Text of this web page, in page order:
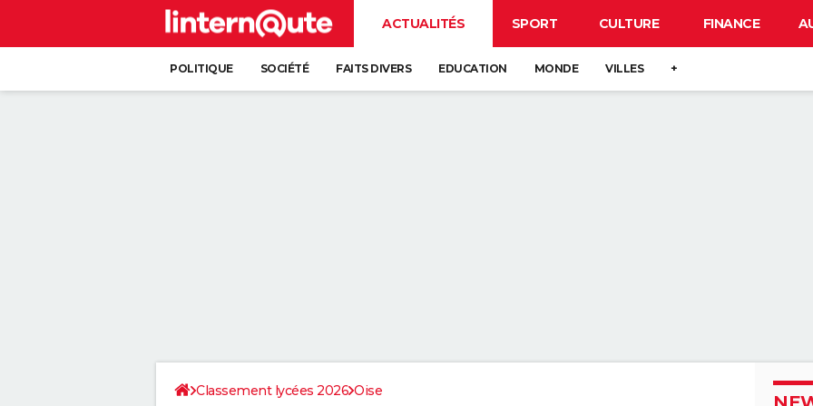
ACTUALITÉS SPORT CULTURE FINANCE
POLITIQUE SOCIÉTÉ FAITS DIVERS EDUCATION MONDE VILLES +
Classement lycées 2026 Oise